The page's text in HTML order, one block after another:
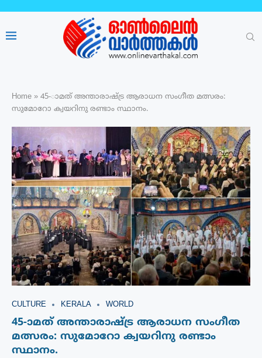
Home » 45-ാമത് അന്താരാഷ്ട്ര ആരാധന സംഗീത മത്സരം:
സുമോറോ ക്വയറിനു രണ്ടാം സ്ഥാനം.
CULTURE KERALA WORLD
45-ാമത് അന്താരാഷ്ട്ര ആരാധന സംഗീത
മത്സരം: സുമോറോ ക്വയറിനു രണ്ടാം
സ്ഥാനം.